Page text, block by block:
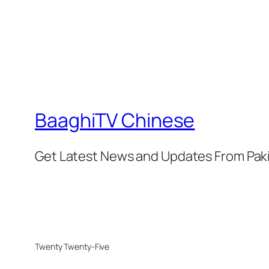
BaaghiTV Chinese
Get Latest News and Updates From
Twenty Twenty-Five